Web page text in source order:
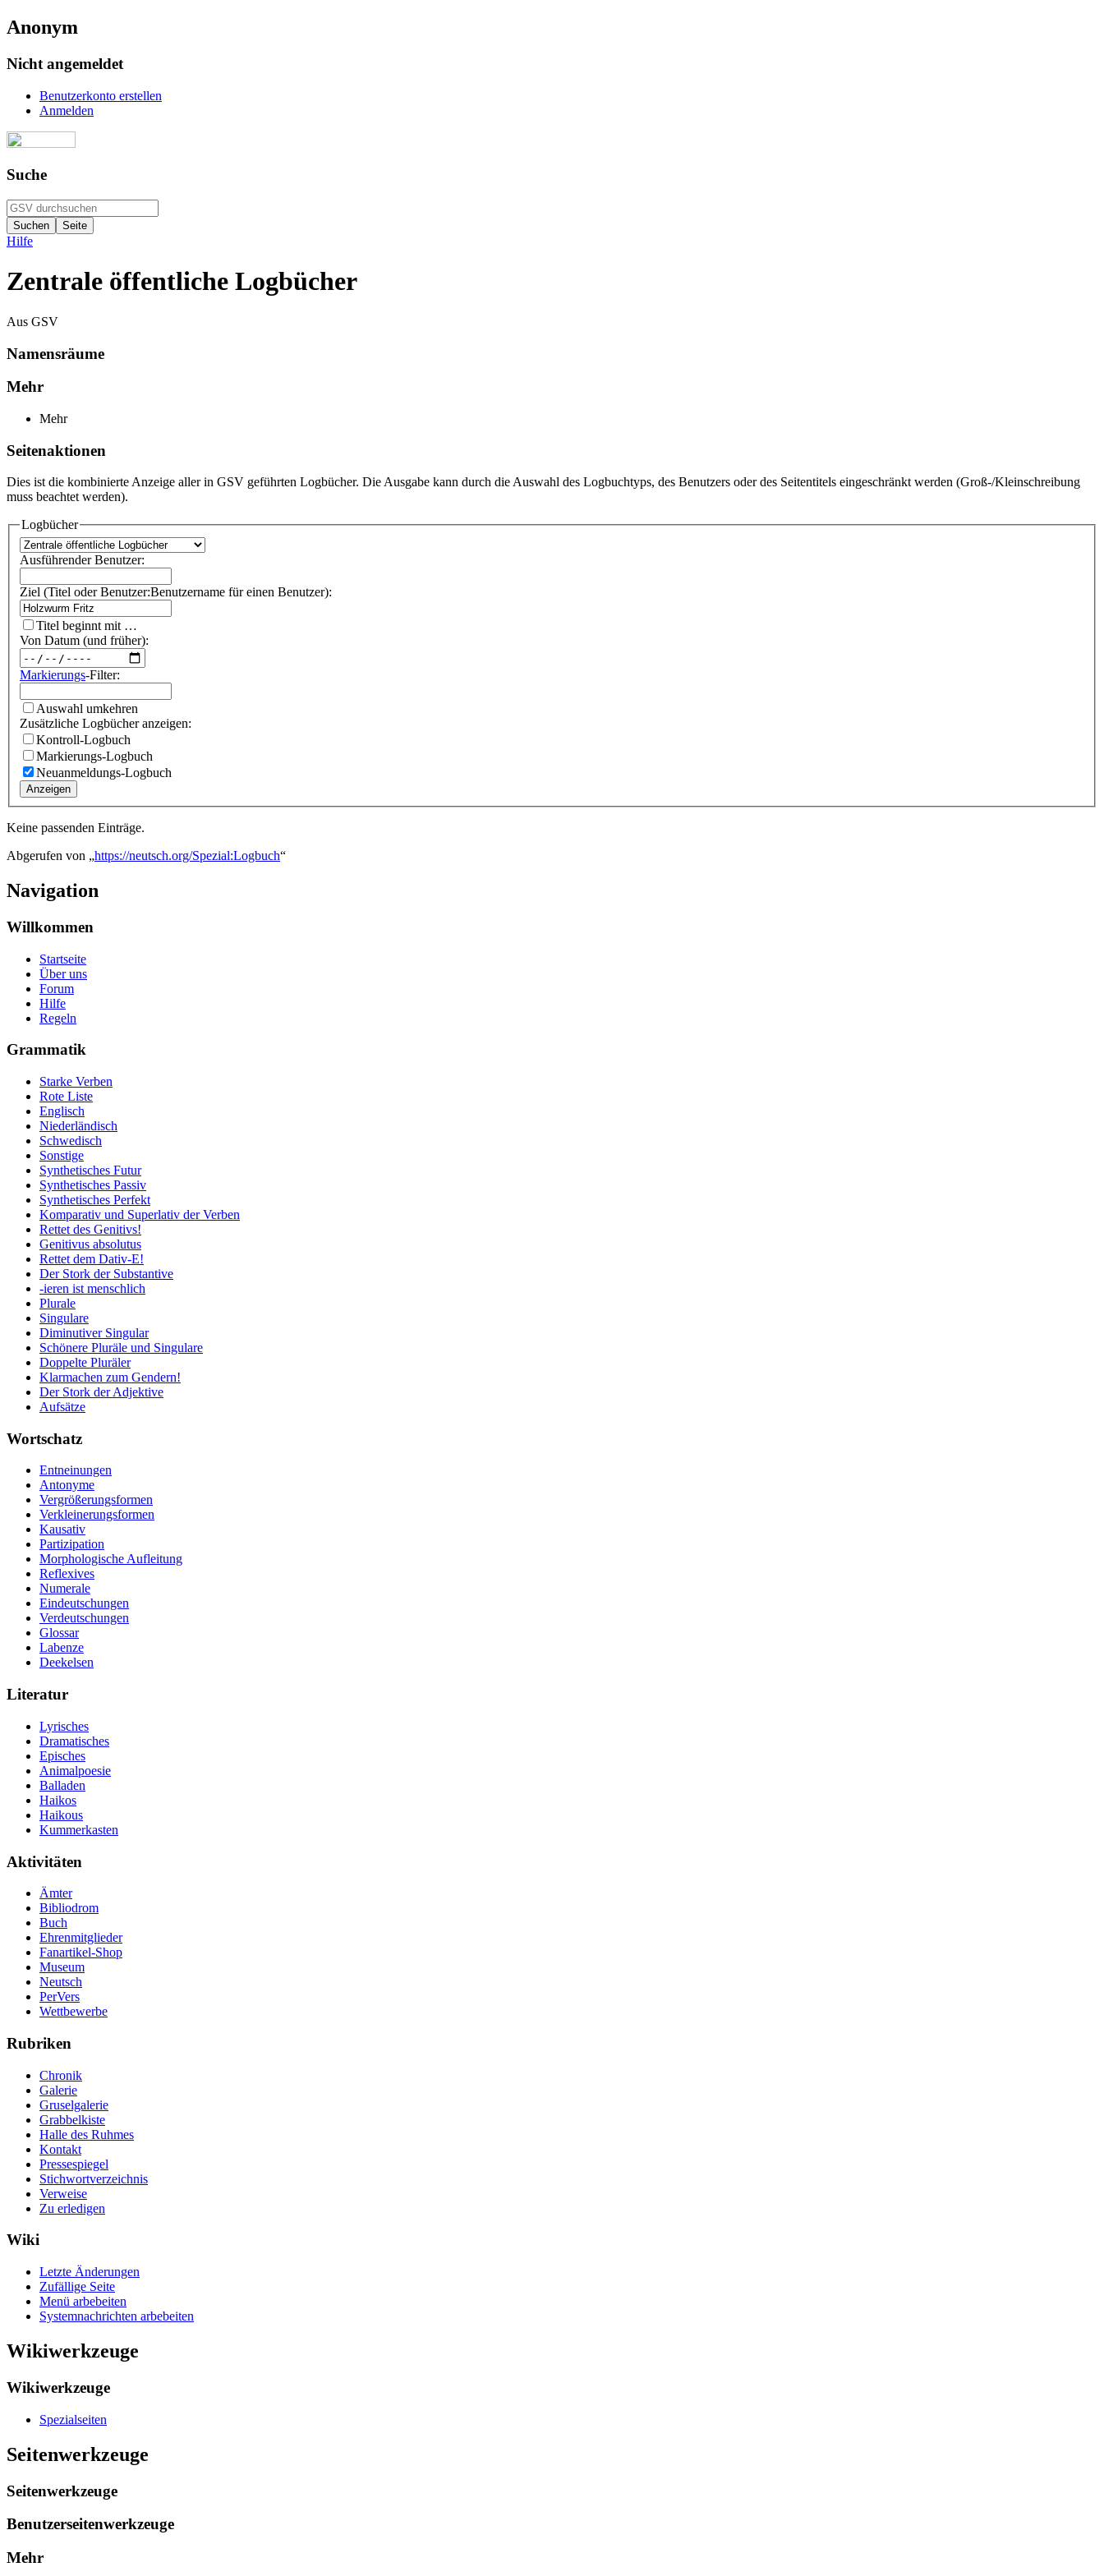
Anonym
Nicht angemeldet
Benutzerkonto erstellen
Anmelden
Suche
Hilfe
Zentrale öffentliche Logbücher
Aus GSV
Namensräume
Mehr
Mehr
Seitenaktionen
Dies ist die kombinierte Anzeige aller in GSV geführten Logbücher. Die Ausgabe kann durch die Auswahl des Logbuchtyps, des Benutzers oder des Seitentitels eingeschränkt werden (Groß-/Kleinschreibung
muss beachtet werden).
Logbücher
Ausführender Benutzer:
Ziel (Titel oder Benutzer:Benutzername für einen Benutzer):
Titel beginnt mit …
Von Datum (und früher):
Markierungs-Filter:
Auswahl umkehren
Zusätzliche Logbücher anzeigen:
Kontroll-Logbuch
Markierungs-Logbuch
Neuanmeldungs-Logbuch
Anzeigen
Keine passenden Einträge.
Abgerufen von „https://neutsch.org/Spezial:Logbuch“
Navigation
Willkommen
Startseite
Über uns
Forum
Hilfe
Regeln
Grammatik
Starke Verben
Rote Liste
Englisch
Niederländisch
Schwedisch
Sonstige
Synthetisches Futur
Synthetisches Passiv
Synthetisches Perfekt
Komparativ und Superlativ der Verben
Rettet des Genitivs!
Genitivus absolutus
Rettet dem Dativ-E!
Der Stork der Substantive
-ieren ist menschlich
Plurale
Singulare
Diminutiver Singular
Schönere Pluräle und Singulare
Doppelte Pluräler
Klarmachen zum Gendern!
Der Stork der Adjektive
Aufsätze
Wortschatz
Entneinungen
Antonyme
Vergrößerungsformen
Verkleinerungsformen
Kausativ
Partizipation
Morphologische Aufleitung
Reflexives
Numerale
Eindeutschungen
Verdeutschungen
Glossar
Labenze
Deekelsen
Literatur
Lyrisches
Dramatisches
Episches
Animalpoesie
Balladen
Haikos
Haikous
Kummerkasten
Aktivitäten
Ämter
Bibliodrom
Buch
Ehrenmitglieder
Fanartikel-Shop
Museum
Neutsch
PerVers
Wettbewerbe
Rubriken
Chronik
Galerie
Gruselgalerie
Grabbelkiste
Halle des Ruhmes
Kontakt
Pressespiegel
Stichwortverzeichnis
Verweise
Zu erledigen
Wiki
Letzte Änderungen
Zufällige Seite
Menü arbebeiten
Systemnachrichten arbebeiten
Wikiwerkzeuge
Wikiwerkzeuge
Spezialseiten
Seitenwerkzeuge
Seitenwerkzeuge
Benutzerseitenwerkzeuge
Mehr